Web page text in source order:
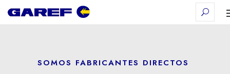
SOMOS FABRICANTES DIRECTOS